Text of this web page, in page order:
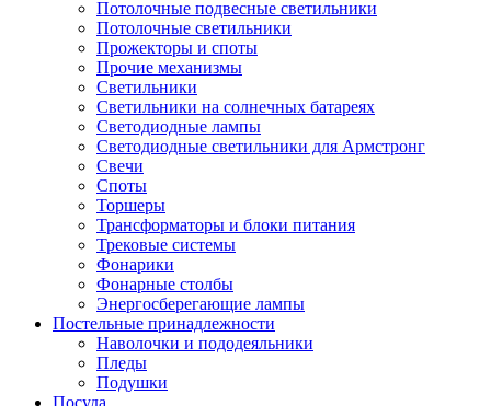
Потолочные подвесные светильники
Потолочные светильники
Прожекторы и споты
Прочие механизмы
Светильники
Светильники на солнечных батареях
Светодиодные лампы
Светодиодные светильники для Армстронг
Свечи
Споты
Торшеры
Трансформаторы и блоки питания
Трековые системы
Фонарики
Фонарные столбы
Энергосберегающие лампы
Постельные принадлежности
Наволочки и пододеяльники
Пледы
Подушки
Посуда